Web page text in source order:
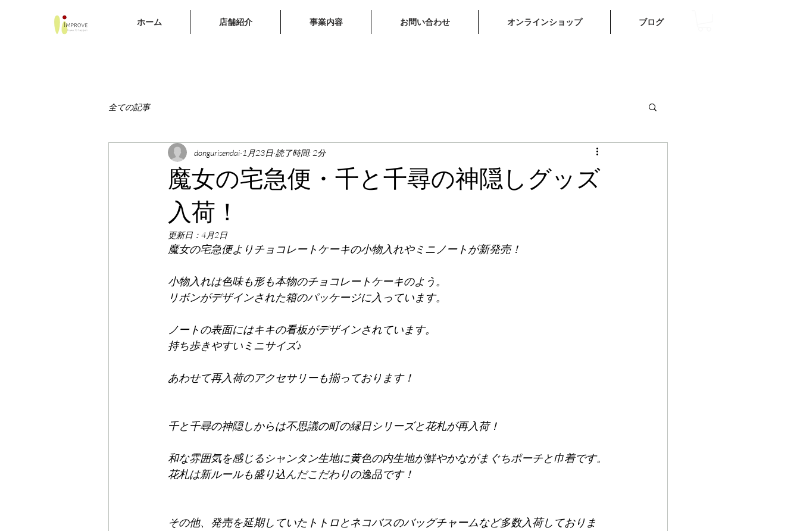
ホーム 店舗紹介 事業内容 お問い合わせ オンラインショップ ブログ
全ての記事
魔女の宅急便・千と千尋の神隠しグッズ
入荷！
dongurisendai 1月23日 読了時間: 2分
更新日： 4月2日
魔女の宅急便よりチョコレートケーキの小物入れやミニノートが新発売！
小物入れは色味も形も本物のチョコレートケーキのよう。
リボンがデザインされた箱のパッケージに入っています。
ノートの表面にはキキの看板がデザインされています。
持ち歩きやすいミニサイズ♪
あわせて再入荷のアクセサリーも揃っております！
千と千尋の神隠しからは不思議の町の縁日シリーズと花札が再入荷！
和な雰囲気を感じるシャンタン生地に黄色の内生地が鮮やかながまぐちポーチと巾着です。
花札は新ルールも盛り込んだこだわりの逸品です！
その他、発売を延期していたトトロとネコバスのバッグチャームなど多数入荷しておりま